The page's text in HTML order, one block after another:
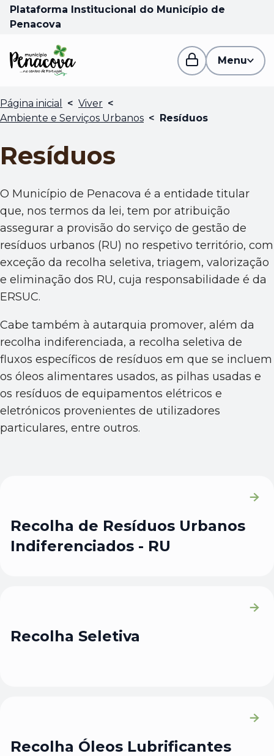
Plataforma Institucional do Município de
Penacova
Menu
Página inicial < Viver <
Ambiente e Serviços Urbanos < Resíduos
Resíduos
O Município de Penacova é a entidade titular
que, nos termos da lei, tem por atribuição
assegurar a provisão do serviço de gestão de
resíduos urbanos (RU) no respetivo território, com
exceção da recolha seletiva, triagem, valorização
e eliminação dos RU, cuja responsabilidade é da
ERSUC.
Cabe também à autarquia promover, além da
recolha indiferenciada, a recolha seletiva de
fluxos específicos de resíduos em que se incluem
os óleos alimentares usados, as pilhas usadas e
os resíduos de equipamentos elétricos e
eletrónicos provenientes de utilizadores
particulares, entre outros.
Recolha de Resíduos Urbanos
Indiferenciados - RU
Recolha Seletiva
Recolha Óleos Lubrificantes